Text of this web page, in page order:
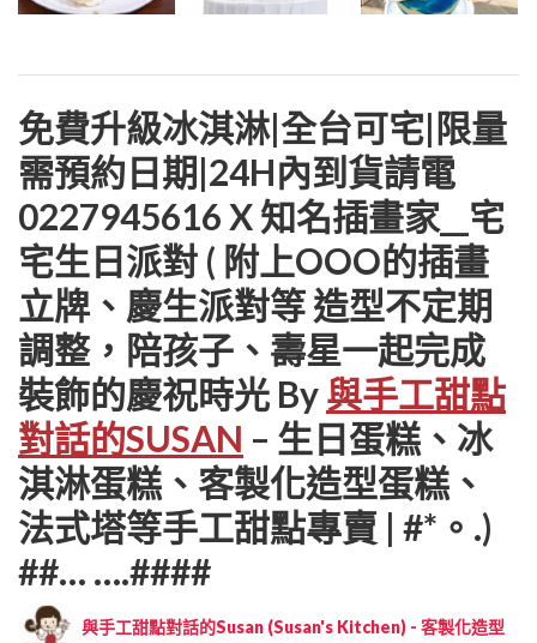
免費升級冰淇淋|全台可宅|限量
需預約日期|24H內到貨請電
0227945616 X 知名插畫家__宅
宅生日派對 ( 附上OOO的插畫
立牌、慶生派對等 造型不定期
調整，陪孩子、壽星一起完成
裝飾的慶祝時光 By與手工甜點
對話的SUSAN – 生日蛋糕、冰
淇淋蛋糕、客製化造型蛋糕、
法式塔等手工甜點專賣 | #*。.)
##… ….####
與手工甜點對話的Susan (Susan's Kitchen) - 客製化造型